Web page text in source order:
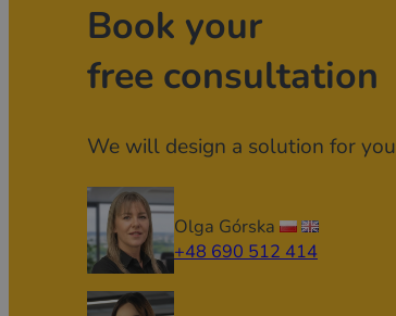
Book your
free consultation
We will design a solution for you
Olga Górska
+48 690 512 414